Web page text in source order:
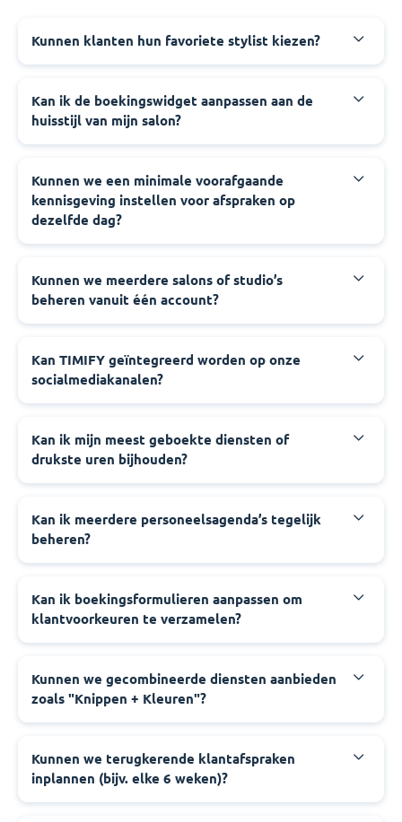
Kunnen klanten hun favoriete stylist kiezen?
Kan ik de boekingswidget aanpassen aan de
huisstijl van mijn salon?
Kunnen we een minimale voorafgaande
kennisgeving instellen voor afspraken op
dezelfde dag?
Kunnen we meerdere salons of studio’s
beheren vanuit één account?
Kan TIMIFY geïntegreerd worden op onze
socialmediakanalen?
Kan ik mijn meest geboekte diensten of
drukste uren bijhouden?
Kan ik meerdere personeelsagenda’s tegelijk
beheren?
Kan ik boekingsformulieren aanpassen om
klantvoorkeuren te verzamelen?
Kunnen we gecombineerde diensten aanbieden
zoals "Knippen + Kleuren"?
Kunnen we terugkerende klantafspraken
inplannen (bijv. elke 6 weken)?